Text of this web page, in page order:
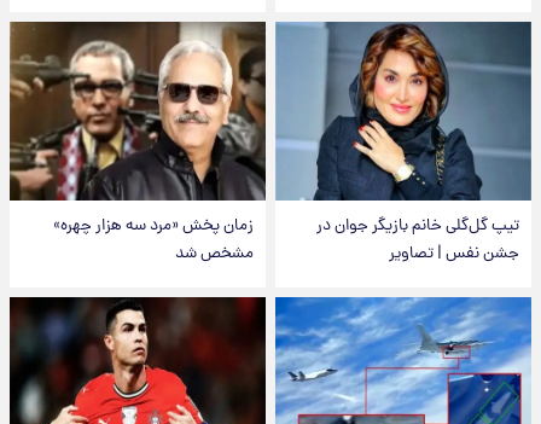
تیپ گل‌گلی خانم بازیگر جوان در
جشن نفس | تصاویر
زمان پخش «مرد سه هزار چهره»
مشخص شد